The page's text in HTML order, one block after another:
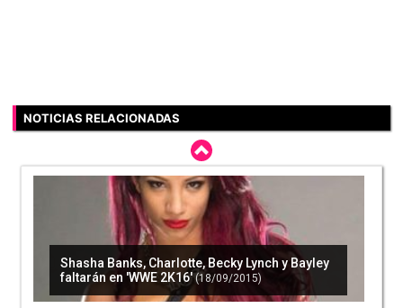
NOTICIAS RELACIONADAS
Shasha Banks, Charlotte, Becky Lynch y Bayley
faltarán en 'WWE 2K16' (18/09/2015)